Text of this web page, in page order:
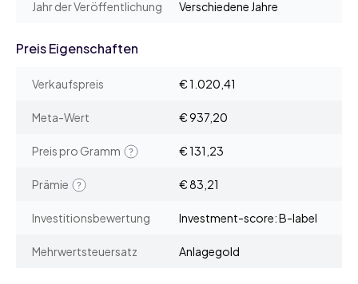
Jahr der Veröffentlichung Verschiedene Jahre
Preis Eigenschaften
Verkaufspreis € 1.020,41
Meta-Wert € 937,20
Preis pro Gramm € 131,23
Prämie € 83,21
Investitionsbewertung Investment-score: B-label
Mehrwertsteuersatz Anlagegold